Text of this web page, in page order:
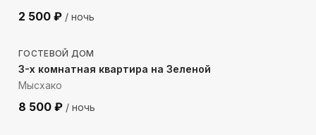
2 500 ₽ / ночь
152м до моря
ГОСТЕВОЙ ДОМ
3-х комнатная квартира на Зеленой
Мысхако
8 500 ₽ / ночь
148м до моря